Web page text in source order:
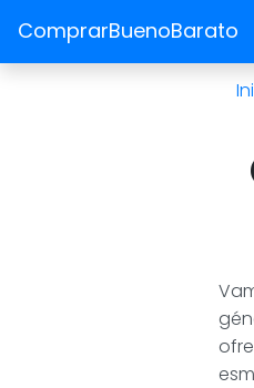
ComprarBuenoBarato